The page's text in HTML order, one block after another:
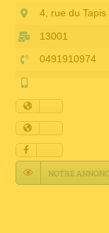
Petites annonces
Annuaire
Actualités
Contact
4, rue du Tapis
13001
0491910974
NOTRE